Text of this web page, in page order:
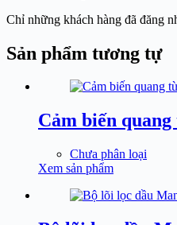
Chỉ những khách hàng đã đăng
Sản phẩm tương tự
Cảm biến
Chưa phân loại
Xem sản phẩm